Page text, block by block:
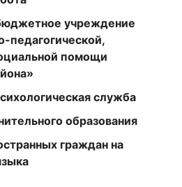
учреждение
педагогической,
помощи
служба
образования
граждан на